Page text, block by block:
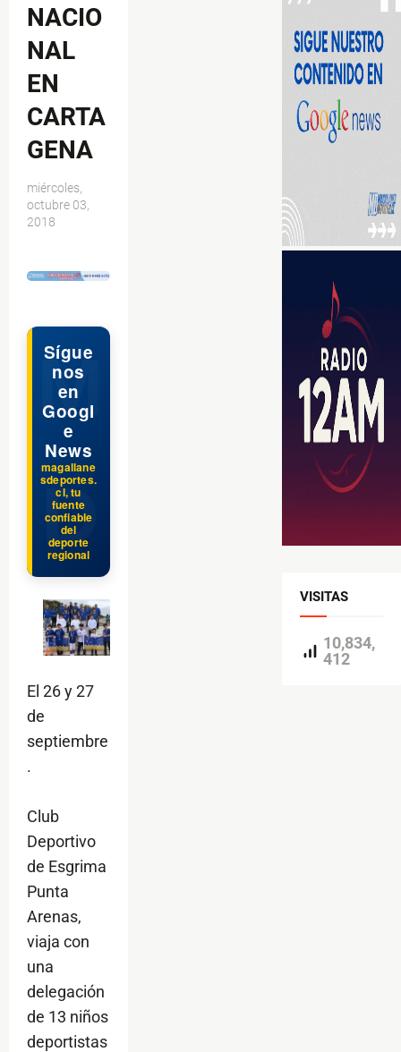
NACIO
NAL
EN
CARTA
GENA
miércoles,
octubre 03,
2018
Sígue
nos
en
Googl
e
News
magallane
sdeportes.
cl, tu
fuente
confiable
del
deporte
regional
El 26 y 27
de
septiembre
.
Club
Deportivo
de Esgrima
Punta
Arenas,
viaja con
una
delegación
de 13 niños
deportistas
VISITAS
10,834,
412